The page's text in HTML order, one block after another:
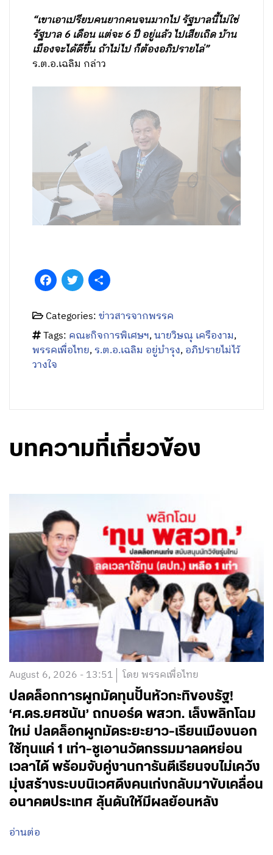
“เขาเอาเปรียบคนยากคนจนมากไป รัฐบาลนี้ไม่ใช่
รัฐบาล 6 เดือน แต่จะ 6 ปี อยู่แล้ว ไปเสียเถิด บ้าน
เมืองจะได้ดีขึ้น ถ้าไม่ไป ก็ต้องอภิปรายไล่”
ร.ต.อ.เฉลิม กล่าว
FacebookTwitter
Categories:ข่าวสารจากพรรค
Tags: คณะกิจการพิเศษฯ,นายวิษณุ เครืองาม,
พรรคเพื่อไทย,ร.ต.อ.เฉลิม อยู่บำรุง,อภิปรายไม่ไว้
วางใจ
บทความที่เกี่ยวข้อง
August 6, 2026 - 13:51 โดย พรรคเพื่อไทย
ปลดล็อกการผูกมัดทุนปั้นหัวกะทิของรัฐ!
‘ศ.ดร.ยศชนัน’ ถกบอร์ด พสวท. เล็งพลิกโฉม
ใหม่ ปลดล็อกผูกมัดระยะยาว-เรียนเมืองนอก
ใช้ทุนแค่ 1 เท่า-ชูเอานวัตกรรมมาลดหย่อน
เวลาได้ พร้อมจับคู่งานการันตีเรียนจบไม่เคว้ง
มุ่งสร้างระบบนิเวศดึงคนเก่งกลับมาขับเคลื่อน
อนาคตประเทศ ลุ้นดันให้มีผลย้อนหลัง
อ่านต่อ